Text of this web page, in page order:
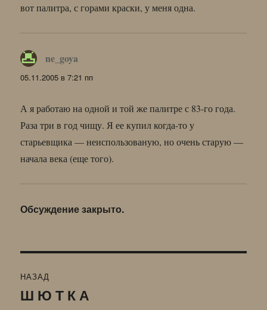
вот палитра, с горами краски, у меня одна.
ne_goya
05.11.2005 в 7:21 пп
А я работаю на одной и той же палитре с 83-го года.
Раза три в год чищу. Я ее купил когда-то у
старьевщика — неиспользованую, но очень старую —
начала века (еще того).
Обсуждение закрыто.
по
НАЗАД
Предыдущая
Ш Ю Т К А